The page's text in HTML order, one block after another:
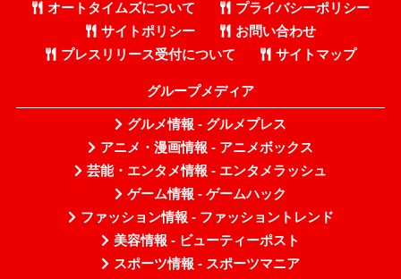
オートタイムズについて
プライバシーポリシー
サイトポリシー
お問い合わせ
プレスリリース受付について
サイトマップ
グループメディア
グルメ情報 - グルメプレス
アニメ・漫画情報 - アニメボックス
芸能・エンタメ情報 - エンタメラッシュ
ゲーム情報 - ゲームハック
ファッション情報 - ファッショントレンド
美容情報 - ビューティーポスト
スポーツ情報 - スポーツマニア